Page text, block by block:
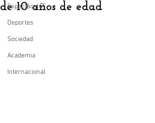
Espectáculos
Deportes
Sociedad
Academia
Internacional
de 10 años de edad